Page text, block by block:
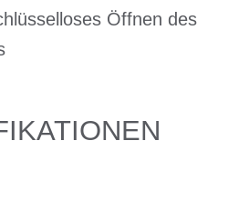
Öffnen des